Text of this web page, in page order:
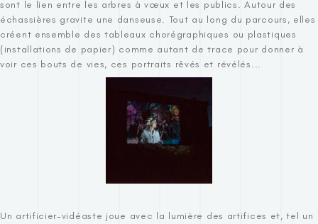
sont le lien entre les arbres à vœux et les publics. Autour des
échassières gravite une danseuse. Tout au long du parcours, elles
créent ensemble des tableaux chorégraphiques ou plastiques
(installations de papier) comme autant de trace pour donner à
voir ces bouts de vies, ces portraits rêvés et révélés...
Un artificier-vidéaste joue avec la lumière des artifices et, tel un